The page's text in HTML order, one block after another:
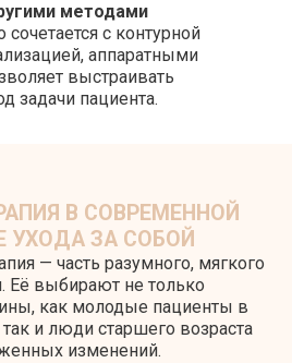
методами
с контурной
аппаратными
выстраивать
задачи пациента.
— часть разумного, мягкого
Её выбирают не только
как молодые пациенты в
и люди старшего возраста
изменений.